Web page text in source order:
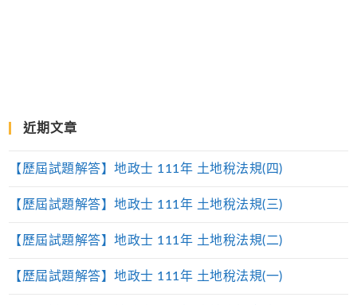
近期文章
【歷屆試題解答】地政士 111年 土地稅法規(四)
【歷屆試題解答】地政士 111年 土地稅法規(三)
【歷屆試題解答】地政士 111年 土地稅法規(二)
【歷屆試題解答】地政士 111年 土地稅法規(一)